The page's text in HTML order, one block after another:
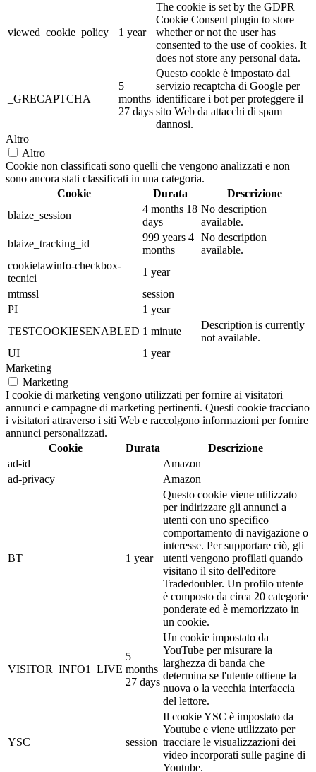
viewed_cookie_policy 1 year
The cookie is set by the GDPR
Cookie Consent plugin to store
whether or not the user has
consented to the use of cookies. It
does not store any personal data.
_GRECAPTCHA
5
months
27 days
Questo cookie è impostato dal
servizio recaptcha di Google per
identificare i bot per proteggere il
sito Web da attacchi di spam
dannosi.
Altro
Altro
Cookie non classificati sono quelli che vengono analizzati e non
sono ancora stati classificati in una categoria.
Cookie
Durata
Descrizione
blaize_session
4 months 18
days
No description
available.
blaize_tracking_id
999 years 4
months
No description
available.
cookielawinfo-checkbox-
tecnici
1 year
mtmssl
session
PI
1 year
TESTCOOKIESENABLED 1 minute
Description is currently
not available.
UI
1 year
Marketing
Marketing
I cookie di marketing vengono utilizzati per fornire ai visitatori
annunci e campagne di marketing pertinenti. Questi cookie tracciano
i visitatori attraverso i siti Web e raccolgono informazioni per fornire
annunci personalizzati.
Cookie
Durata
Descrizione
ad-id
Amazon
ad-privacy
Amazon
BT 1 year
Questo cookie viene utilizzato
per indirizzare gli annunci a
utenti con uno specifico
comportamento di navigazione o
interesse. Per supportare ciò, gli
utenti vengono profilati quando
visitano il sito dell'editore
Tradedoubler. Un profilo utente
è composto da circa 20 categorie
ponderate ed è memorizzato in
un cookie.
VISITOR_INFO1_LIVE
5
months
27 days
Un cookie impostato da
YouTube per misurare la
larghezza di banda che
determina se l'utente ottiene la
nuova o la vecchia interfaccia
del lettore.
YSC session
Il cookie YSC è impostato da
Youtube e viene utilizzato per
tracciare le visualizzazioni dei
video incorporati sulle pagine di
Youtube.